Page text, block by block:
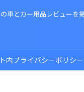
車とカー用品レビューを
内プライバシーポリシ